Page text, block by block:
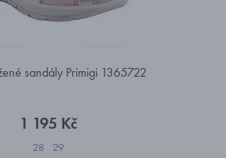
sandály Primigi 1365722
1 195 Kč
28 29